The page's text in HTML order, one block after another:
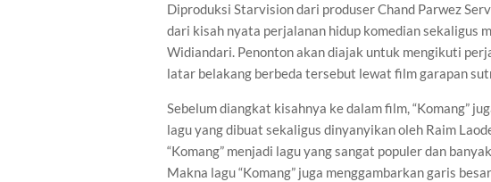
Diproduksi Starvision dari produser Chand Parwez
dari kisah nyata perjalanan hidup komedian sekaligus
Widiandari. Penonton akan diajak untuk mengikuti
latar belakang berbeda tersebut lewat film garapan
Sebelum diangkat kisahnya ke dalam film, “Komang”
lagu yang dibuat sekaligus dinyanyikan oleh Raim
“Komang” menjadi lagu yang sangat populer dan
Makna lagu “Komang” juga menggambarkan garis